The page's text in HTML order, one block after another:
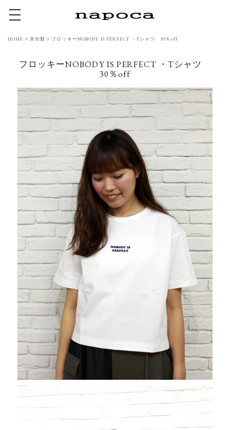
toggle navigation
HOME > 未分類 > フロッキーNOBODY IS PERFECT ・Tシャツ 30％off
フロッキーNOBODY IS PERFECT ・Tシャツ
30％off